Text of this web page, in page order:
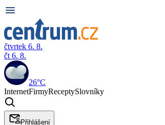
čtvrtek 6. 8.
čt 6. 8.
26°C
InternetFirmyReceptySlovníky
Přihlášení